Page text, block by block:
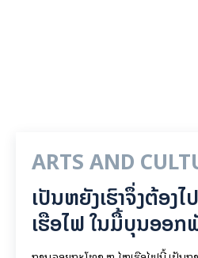
ARTS AND
ເປັນ​ຫຍັງ​ເຮົາ​ຈຶ່ງ​ຕ້ອງ​
ເຮືອ​ໄຟ ໃນ​ມື້​​ບຸນ​ອອກ​